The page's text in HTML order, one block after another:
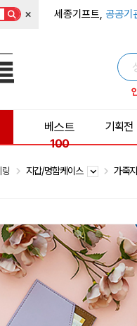
× 세종기프트, 공공기
베스트
100
기획전
지갑/명함케이스 가죽